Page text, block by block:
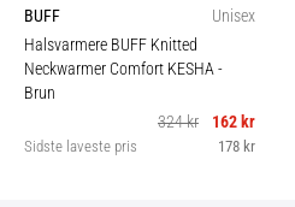
BUFF
Unisex
Halsvarmere BUFF Knitted
Neckwarmer Comfort KESHA-
Brun
324 kr
162 kr
Sidste laveste pris 178 kr